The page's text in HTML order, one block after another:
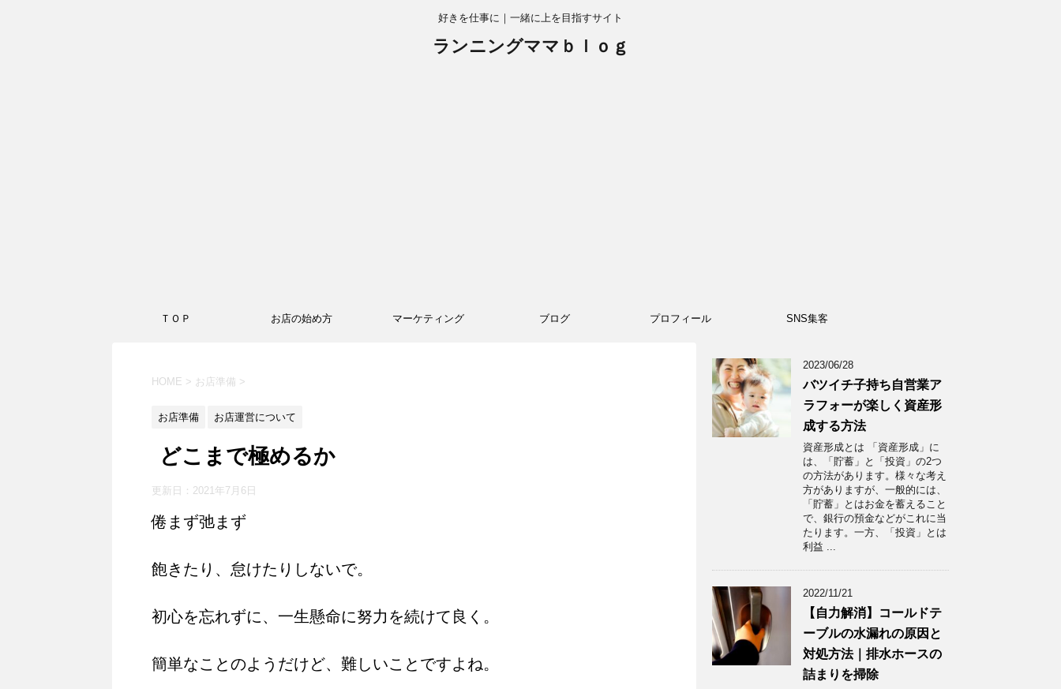
好きを仕事に｜一緒に上を目指すサイト
ランニングママｂｌｏｇ
ＴＯＰ お店の始め方 マーケティング ブログ プロフィール SNS集客
HOME > お店準備 >
お店準備 お店運営について
どこまで極めるか
更新日： 2021年7月6日
倦まず弛まず
飽きたり、怠けたりしないで。
初心を忘れずに、一生懸命に努力を続けて良く。
簡単なことのようだけど、難しいことですよね。
2023/06/28
バツイチ子持ち自営業ア
ラフォーが楽しく資産形
成する方法
資産形成とは 「資産形成」に
は、「貯蓄」と「投資」の2つ
の方法があります。様々な考え
方がありますが、一般的には、
「貯蓄」とはお金を蓄えること
で、銀行の預金などがこれに当
たります。一方、「投資」とは
利益 ...
2022/11/21
【自力解消】コールドテ
ーブルの水漏れの原因と
対処方法｜排水ホースの
詰まりを掃除